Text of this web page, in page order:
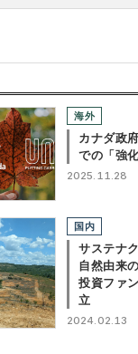
海外
カナダ政
での「強
2025.11.28
国内
サステナ
自然由来
投資ファ
立
2024.02.13